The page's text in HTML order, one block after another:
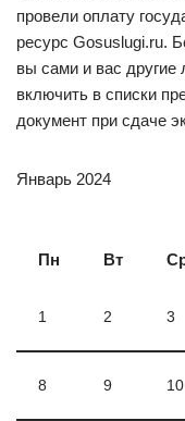
провели оплату
ресурс Gosuslugi.ru.
вы сами и вас другие
включить в списки
документ при сдаче
Январь 2024
Пн Вт
1 2 3
8 9 10